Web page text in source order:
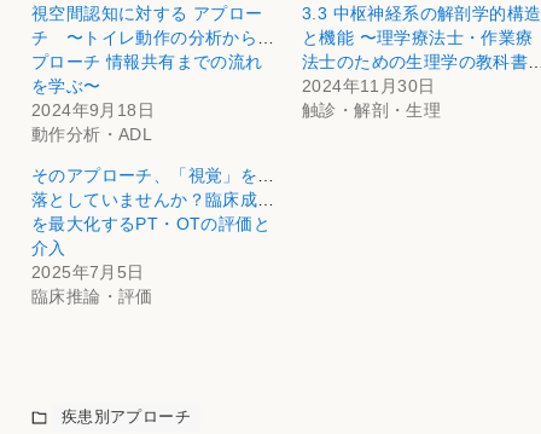
視空間認知に対する アプロー
チ 〜トイレ動作の分析からア
プローチ 情報共有までの流れ
を学ぶ〜
2024年9月18日
動作分析・ADL
3.3 中枢神経系の解剖学的構造
と機能 〜理学療法士・作業療
法士のための生
2024年11月30日
触診・解剖・生理
そのアプローチ、「視覚」を見
落としていませんか？臨床成果
を最大化するPT・OTの評価と
介入
2025年7月5日
臨床推論・評価
疾患別アプローチ